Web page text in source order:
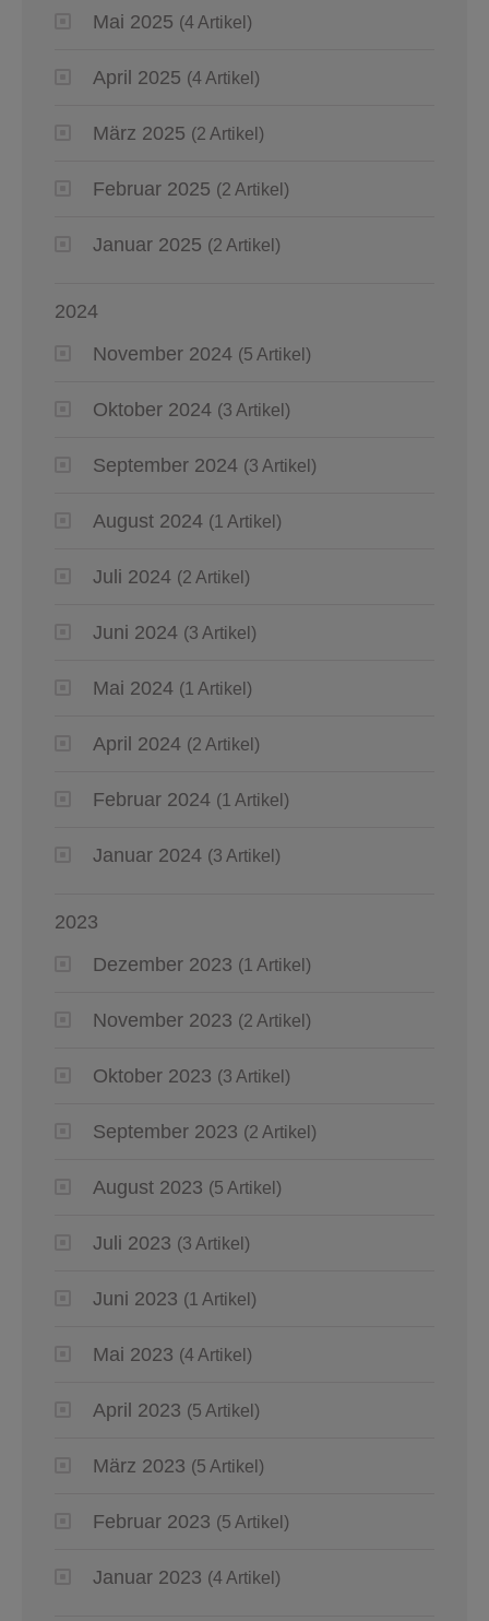
Mai 2025 (4 Artikel)
April 2025 (4 Artikel)
März 2025 (2 Artikel)
Februar 2025 (2 Artikel)
Januar 2025 (2 Artikel)
2024
November 2024 (5 Artikel)
Oktober 2024 (3 Artikel)
September 2024 (3 Artikel)
August 2024 (1 Artikel)
Juli 2024 (2 Artikel)
Juni 2024 (3 Artikel)
Mai 2024 (1 Artikel)
April 2024 (2 Artikel)
Februar 2024 (1 Artikel)
Januar 2024 (3 Artikel)
2023
Dezember 2023 (1 Artikel)
November 2023 (2 Artikel)
Oktober 2023 (3 Artikel)
September 2023 (2 Artikel)
August 2023 (5 Artikel)
Juli 2023 (3 Artikel)
Juni 2023 (1 Artikel)
Mai 2023 (4 Artikel)
April 2023 (5 Artikel)
März 2023 (5 Artikel)
Februar 2023 (5 Artikel)
Januar 2023 (4 Artikel)